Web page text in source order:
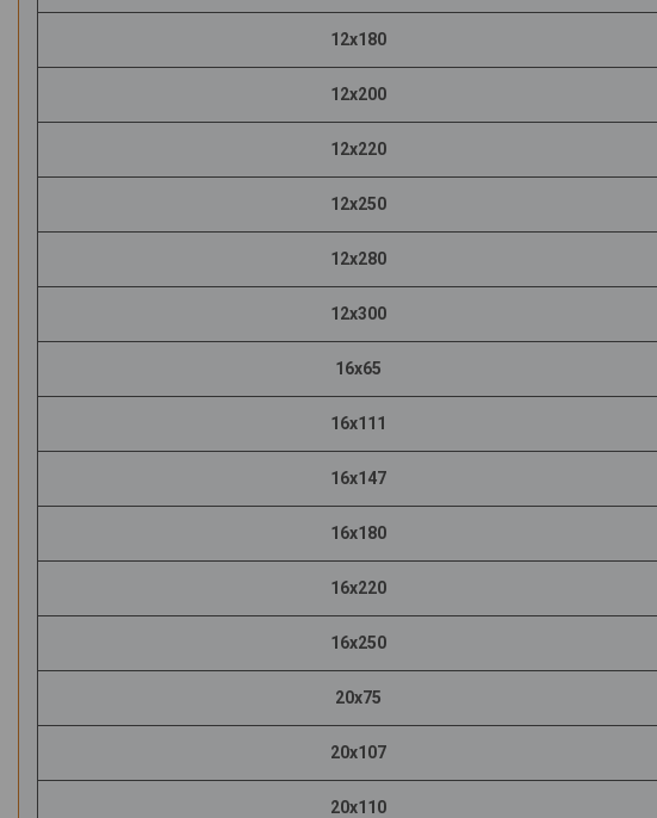
12х180
12х200
12х220
12х250
12х280
12х300
16х65
16х111
16х147
16х180
16х220
16х250
20х75
20х107
20х110